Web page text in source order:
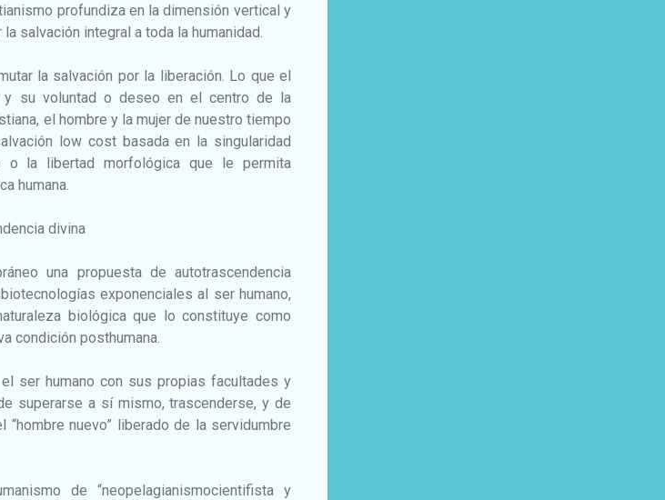
profundiza en la dimensión vertical y
salvación integral a toda la humanidad.
la salvación por la liberación. Lo que el
y su voluntad o deseo en el centro de la
el hombre y la mujer de nuestro tiempo
low cost basada en la singularidad
o la libertad morfológica que le permita
humana.
divina
una propuesta de autotrascendencia
exponenciales al ser humano,
biológica que lo constituye como
condición posthumana.
ser humano con sus propias facultades y
superarse a sí mismo, trascenderse, y de
nuevo” liberado de la servidumbre
de “neopelagianismocientifista y